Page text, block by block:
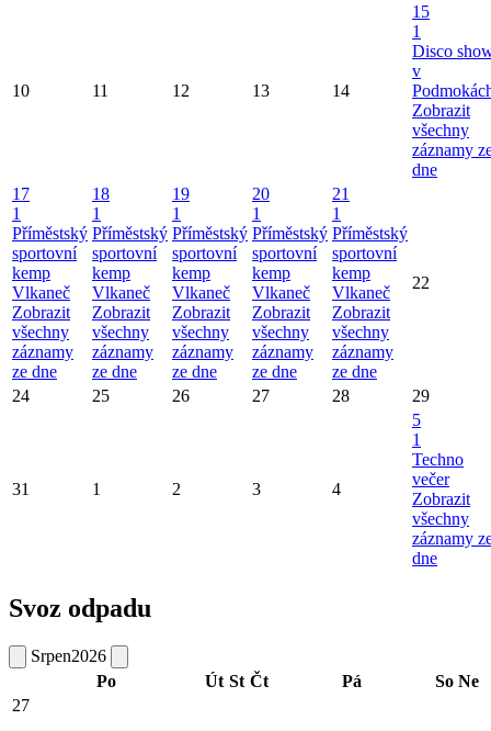
10 11 12 13 14
15
1
Disco
v
Zobrazit
všechny
záznamy
dne
17
1
Příměstský
sportovní
kemp
Vlkaneč
Zobrazit
všechny
záznamy
ze dne
18
1
Příměstský
sportovní
kemp
Vlkaneč
Zobrazit
všechny
záznamy
ze dne
19
1
Příměstský
sportovní
kemp
Vlkaneč
Zobrazit
všechny
záznamy
ze dne
20
1
Příměstský
sportovní
kemp
Vlkaneč
Zobrazit
všechny
záznamy
ze dne
21
1
Příměstský
sportovní
kemp
Vlkaneč
Zobrazit
všechny
záznamy
ze dne
22
24 25 26 27 28 29
31 1 2 3 4
5
1
Techno
večer
Zobrazit
všechny
záznamy
dne
Svoz odpadu
Srpen2026
Po
Út St Čt Pá So Ne
27